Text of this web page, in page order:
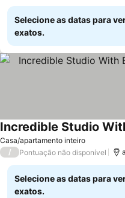
Selecione as datas para
exatos.
Casa/apartamento inteiro
/ Pontuação não disponível
Selecione as datas para
exatos.